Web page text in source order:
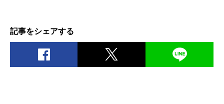
記事をシェアする